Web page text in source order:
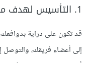
1. التأسيس لهدف مشترك
قد تكون على دراية
إلى أعضاء فريقك، والتوصل